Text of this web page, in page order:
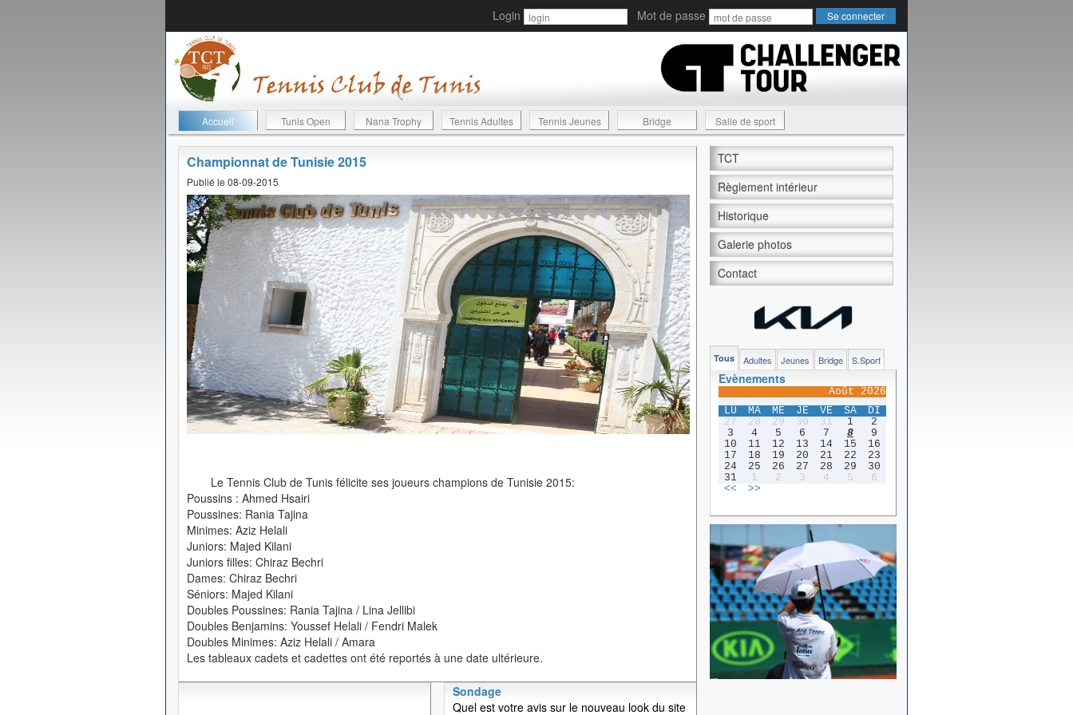
Login Mot de passe
Accueil Tunis Open Nana Trophy Tennis Adultes Tennis Jeunes Bridge Salle de sport
Championnat de Tunisie 2015
Publié le 08-09-2015
Le Tennis Club de Tunis félicite ses joueurs champions de Tunisie 2015:
Poussins : Ahmed Hsairi
Poussines: Rania Tajina
Minimes: Aziz Helali
Juniors: Majed Kilani
Juniors filles: Chiraz Bechri
Dames: Chiraz Bechri
Séniors: Majed Kilani
Doubles Poussines: Rania Tajina / Lina Jellibi
Doubles Benjamins: Youssef Helali / Fendri Malek
Doubles Minimes: Aziz Helali / Amara
Les tableaux cadets et cadettes ont été reportés à une date ultérieure.
Sondage
Quel est votre avis sur le nouveau look du site
TCT
Règlement intérieur
Historique
Galerie photos
Contact
Tous Adultes Jeunes Bridge S.Sport
Evènements
Août 2026
LU
MA ME JE VE SA
DI
27
28 29 30 31 1
2
3
4 5 6 7 8
9
10
11 12 13 14 15
16
17
18 19 20 21 22
23
24
25 26 27 28 29
30
31
1 2 3 4 5
6
<<
>>